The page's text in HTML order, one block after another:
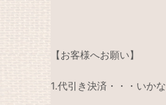
【お客様へお願い】
1.代引き決済・・・いか